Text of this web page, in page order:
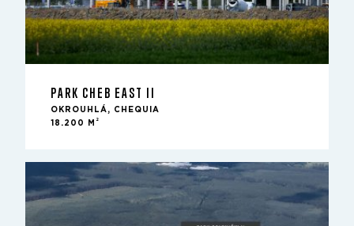
PARK CHEB EAST II
OKROUHLÁ, CHEQUIA
18.200 M
2